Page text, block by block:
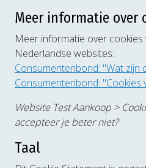
Meer informatie over
Meer informatie over cookies
Nederlandse websites:
Consumentenbond: "Wat zijn
Consumentenbond: "Cookies
Website Test Aankoop >
accepteer je beter niet?
Taal